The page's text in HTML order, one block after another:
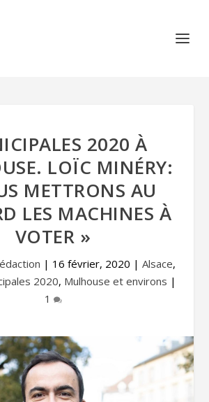
2020 À
LOÏC MINÉRY:
METTRONS AU
LES MACHINES À
VOTER »
| 16 février, 2020 | Alsace,
2020, Mulhouse et environs |
1